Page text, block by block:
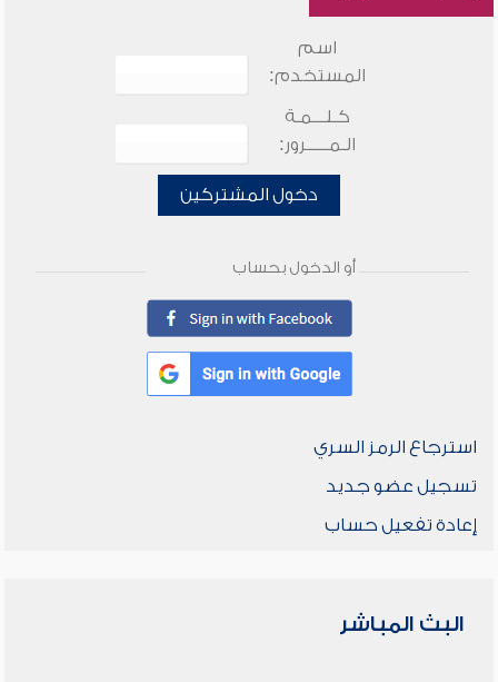
اسم
المستخدم:
كـلـــمـة
الـمـــــرور:
دخول المشتركين
أو الدخول بحساب
استرجاع الرمز السري
تسجيل عضو جديد
إعادة تفعيل حساب
البث المباشر